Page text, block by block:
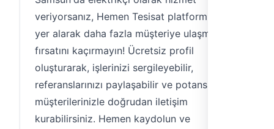
veriyorsanız, Hemen Tesisat platformunda
yer alarak daha fazla müşteriye ulaşma
fırsatını kaçırmayın! Ücretsiz profil
oluşturarak, işlerinizi sergileyebilir,
referanslarınızı paylaşabilir ve potansiyel
müşterilerinizle doğrudan iletişim
kurabilirsiniz. Hemen kaydolun ve